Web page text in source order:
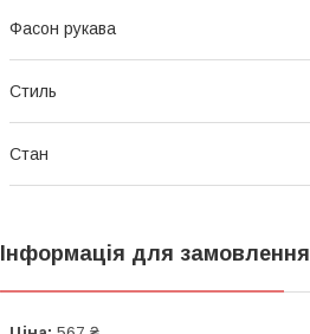
Фасон рукава
Стиль
Стан
Інформація для замовлення